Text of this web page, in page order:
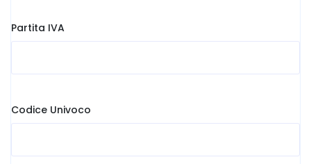
Partita IVA
Codice Univoco